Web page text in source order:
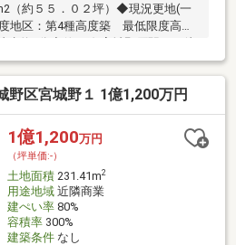
（約５５．０２坪）◆現況更地(一
地区：第4種高度築 最低限度高度
歩約8分◆仙石線 宮城野原駅まで徒
線 仙台まで徒歩約17分◆建築条件
ーカーで建築頂けます！◆詳細は
ださい！
野区宮城野１ 1億1,200万円
1億1,200万円
（坪単価:-）
土地面積231.41m2
用途地域近隣商業
建ぺい率80%
容積率300%
建築条件なし